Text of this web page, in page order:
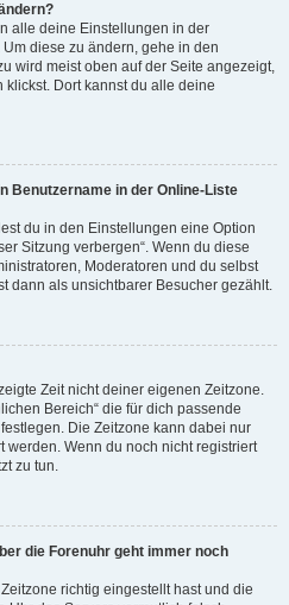
alle deine Einstellungen in der
diese zu ändern, gehe in den
wird meist oben auf der Seite angezeigt,
Dort kannst du alle deine
Benutzername in der Online-Liste
du in den Einstellungen eine Option
Sitzung verbergen“. Wenn du diese
Moderatoren und du selbst
dann als unsichtbarer Besucher gezählt.
Zeit nicht deiner eigenen Zeitzone.
Bereich“ die für dich passende
Die Zeitzone kann dabei nur
Wenn du noch nicht registriert
zu tun.
die Forenuhr geht immer noch
richtig eingestellt hast und die